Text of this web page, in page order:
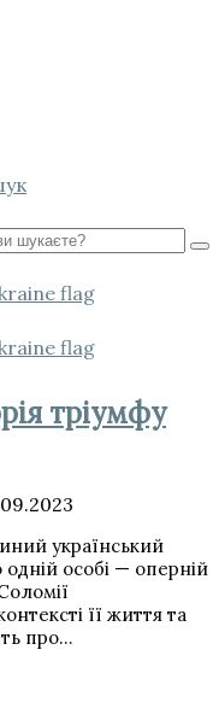
тріумфу
український
особі — оперній
її життя та
про…